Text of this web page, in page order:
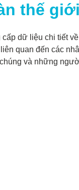
thế giới
cấp dữ liệu chi tiết
quan đến các
và những